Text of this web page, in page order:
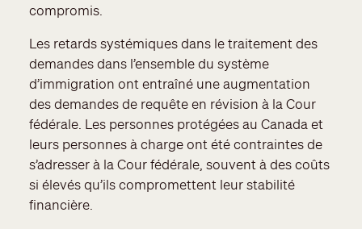
compromis.
Les retards systémiques dans le traitement des
demandes dans l’ensemble du système
d’immigration ont entraîné une augmentation
des demandes de requête en révision à la Cour
fédérale. Les personnes protégées au Canada et
leurs personnes à charge ont été contraintes de
s’adresser à la Cour fédérale, souvent à des coûts
si élevés qu’ils compromettent leur stabilité
financière.